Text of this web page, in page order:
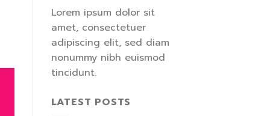
Lorem ipsum dolor sit
amet, consectetuer
adipiscing elit, sed diam
nonummy nibh euismod
tincidunt.
LATEST POSTS